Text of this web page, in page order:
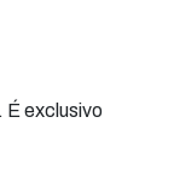
É exclusivo